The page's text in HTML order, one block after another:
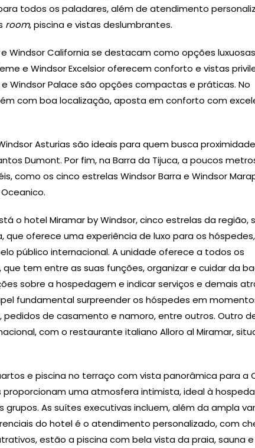
todos os paladares, além de atendimento
room, piscina e vistas deslumbrantes.
e Windsor California se destacam como opções
e Windsor Excelsior oferecem conforto e vistas
Windsor Palace são opções compactas e práticas. No
com boa localização, aposta em conforto com
Asturias são ideais para quem busca
Dumont. Por fim, na Barra da Tijuca, a poucos
como os cinco estrelas Windsor Barra e Windsor
o hotel Miramar by Windsor, cinco estrelas da região,
oferece uma experiência de luxo para os hóspedes,
público internacional. A unidade oferece a todos os
tem entre as suas funções, organizar e cuidar da
sobre a hospedagem e indicar serviços e demais
fundamental surpreender os hóspedes em
pedidos de casamento e namoro, entre outros. Outro
com o restaurante italiano Alloro al Miramar,
e piscina no terraço com vista panorâmica para a
uma atmosfera intimista, ideal à
As suítes executivas incluem, além da ampla
do hotel é o atendimento personalizado, com
estão a piscina com bela vista da praia, sauna